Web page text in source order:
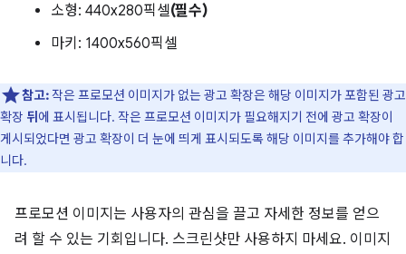
소형: 440x280픽셀(필수)
마키: 1400x560픽셀
참고:작은 프로모션 이미지가 없는 광고 확장은 해당 이미지가 포함된 광고
확장 뒤 에 표시됩니다. 작은 프로모션 이미지가 필요해지기 전에 광고 확장이
게시되었다면 광고 확장이 더 눈에 띄게 표시되도록 해당 이미지를 추가해야 합
니다.
프로모션 이미지는 사용자의 관심을 끌고 자세한 정보를 얻으
려 할 수 있는 기회입니다. 스크린샷만 사용하지 마세요. 이미지